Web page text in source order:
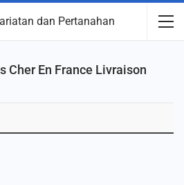
dan Pertanahan
Cher En France Livraison